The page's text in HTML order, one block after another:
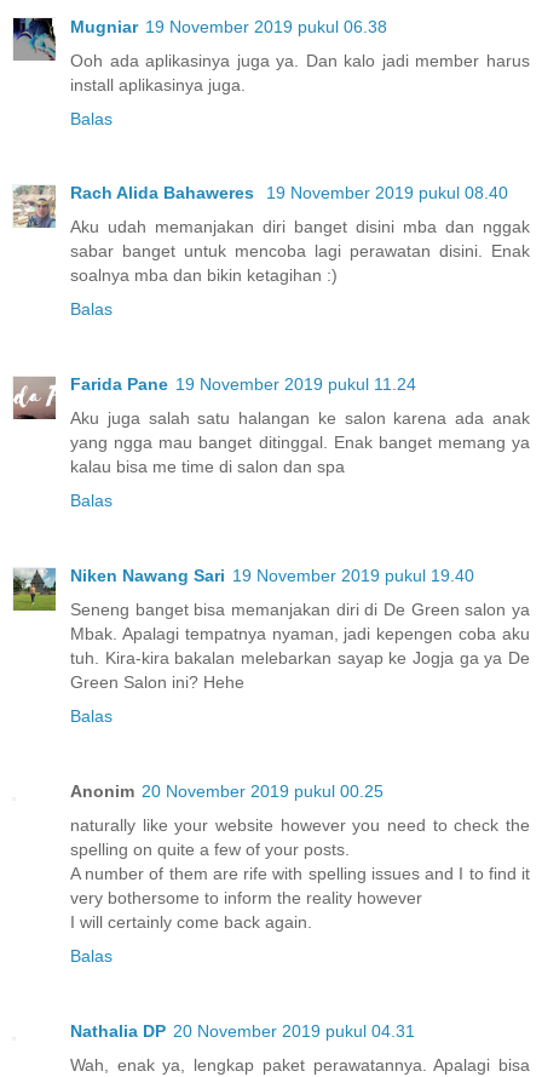
Mugniar 19 November 2019 pukul 06.38
Ooh ada aplikasinya juga ya. Dan kalo jadi member harus
install aplikasinya juga.
Balas
Rach Alida Bahaweres
19 November 2019 pukul 08.40
Aku udah memanjakan diri banget disini mba dan nggak
sabar banget untuk mencoba lagi perawatan disini. Enak
soalnya mba dan bikin ketagihan :)
Balas
Farida Pane 19 November 2019 pukul 11.24
Aku juga salah satu halangan ke salon karena ada anak
yang ngga mau banget ditinggal. Enak banget memang ya
kalau bisa me time di salon dan spa
Balas
Niken Nawang Sari 19 November 2019 pukul 19.40
Seneng banget bisa memanjakan diri di De Green salon ya
Mbak. Apalagi tempatnya nyaman, jadi kepengen coba aku
tuh. Kira-kira bakalan melebarkan sayap ke Jogja ga ya De
Green Salon ini? Hehe
Balas
Anonim 20 November 2019 pukul 00.25
naturally like your website however you need to check the
spelling on quite a few of your posts.
A number of them are rife with spelling issues and I to find it
very bothersome to inform the reality however
I will certainly come back again.
Balas
Nathalia DP 20 November 2019 pukul 04.31
Wah, enak ya, lengkap paket perawatannya. Apalagi bisa